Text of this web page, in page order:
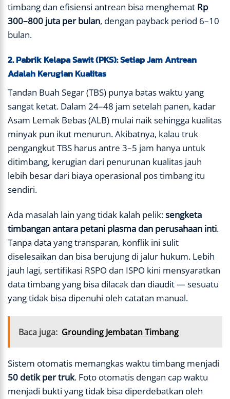
timbang dan efisiensi antrean bisa menghemat Rp
300–800 juta per bulan, dengan payback period 6–10
bulan.
2. Pabrik Kelapa Sawit (PKS): Setiap Jam Antrean
Adalah Kerugian Kualitas
Tandan Buah Segar (TBS) punya batas waktu yang
sangat ketat. Dalam 24–48 jam setelah panen, kadar
Asam Lemak Bebas (ALB) mulai naik sehingga kualitas
minyak pun ikut menurun. Akibatnya, kalau truk
pengangkut TBS harus antre 3–5 jam hanya untuk
ditimbang, kerugian dari penurunan kualitas jauh
lebih besar dari biaya operasional pos timbang itu
sendiri.
Ada masalah lain yang tidak kalah pelik:sengketa
timbangan antara petani plasma dan perusahaan inti.
Tanpa data yang transparan, konflik ini sulit
diselesaikan dan bisa berujung di jalur hukum. Lebih
jauh lagi, sertifikasi RSPO dan ISPO kini mensyaratkan
data timbang yang bisa dilacak dan diaudit — sesuatu
yang tidak bisa dipenuhi oleh catatan manual.
Baca juga: Grounding Jembatan Timbang
Sistem otomatis memangkas waktu timbang menjadi
50 detik per truk. Foto otomatis dengan cap waktu
menjadi bukti yang tidak bisa diperdebatkan oleh